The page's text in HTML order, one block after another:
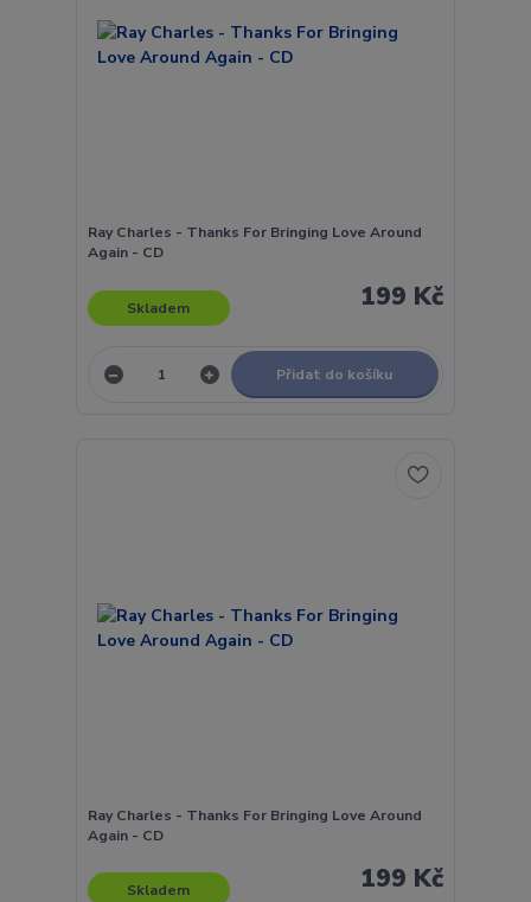
Ray Charles - Thanks For Bringing Love Around
Again - CD
199 Kč
Skladem
Přidat do košíku
Ray Charles - Thanks For Bringing Love Around
Again - CD
199 Kč
Skladem